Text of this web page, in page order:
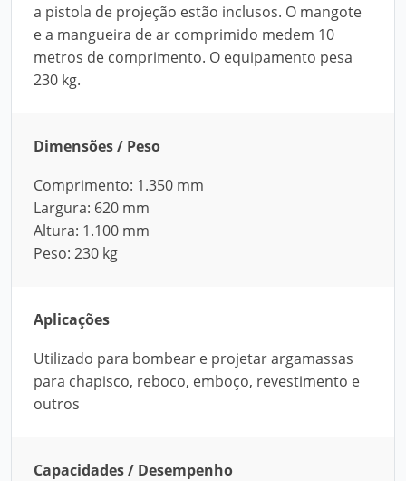
a pistola de projeção estão inclusos. O mangote
e a mangueira de ar comprimido medem 10
metros de comprimento. O equipamento pesa
230 kg.
Dimensões / Peso
Comprimento: 1.350 mm
Largura: 620 mm
Altura: 1.100 mm
Peso: 230 kg
Aplicações
Utilizado para bombear e projetar argamassas
para chapisco, reboco, emboço, revestimento e
outros
Capacidades / Desempenho